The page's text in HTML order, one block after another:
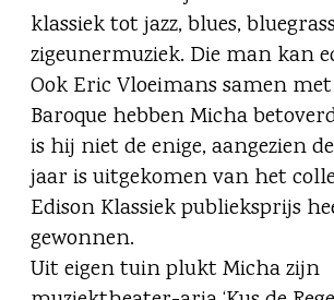
klassiek tot jazz, blues,
zigeunermuziek. Die man kan
Ook Eric Vloeimans samen
Baroque hebben Micha
is hij niet de enige, aangezien
jaar is uitgekomen van het
Edison Klassiek publieksprijs
gewonnen.
Uit eigen tuin plukt Micha zijn